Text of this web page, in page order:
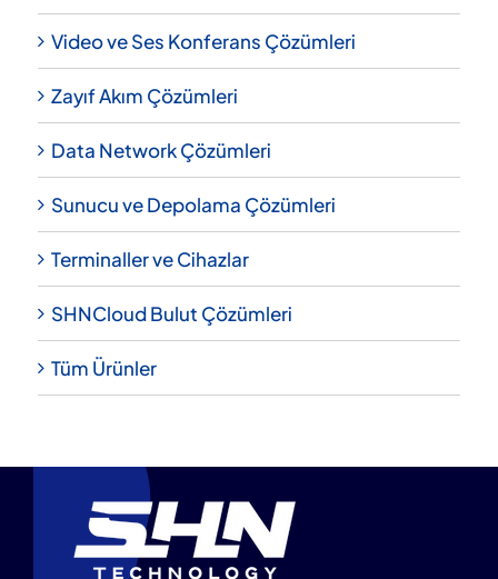
Video ve Ses Konferans Çözümleri
Zayıf Akım Çözümleri
Data Network Çözümleri
Sunucu ve Depolama Çözümleri
Terminaller ve Cihazlar
SHNCloud Bulut Çözümleri
Tüm Ürünler